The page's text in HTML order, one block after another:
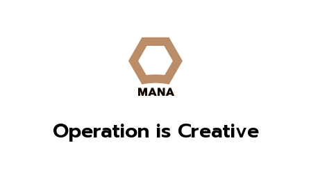
Operation is Creative